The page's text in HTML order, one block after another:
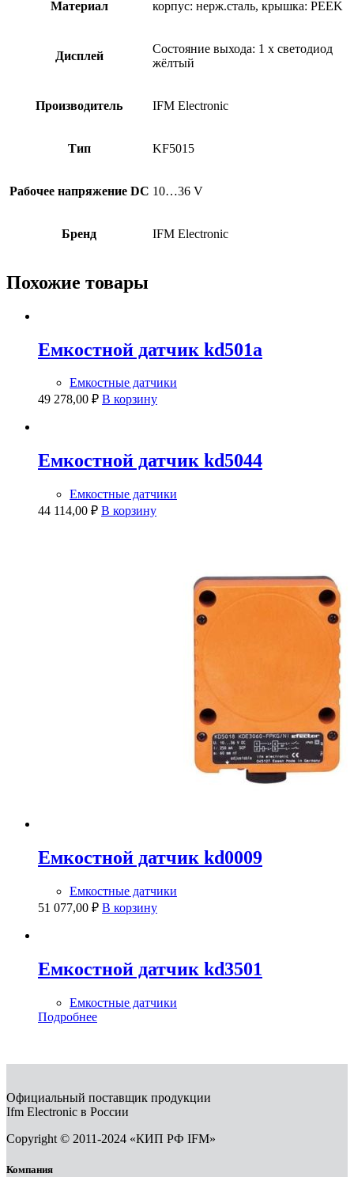
Материал корпус: нерж.сталь, крышка: PEEK
Дисплей
Состояние выхода: 1 x светодиод
жёлтый
Производитель IFM Electronic
Тип KF5015
Рабочее напряжение DC 10…36 V
Бренд IFM Electronic
Похожие товары
Емкостной датчик kd501a
Емкостные датчики
49 278,00 ₽ В корзину
Емкостной датчик kd5044
Емкостные датчики
44 114,00 ₽ В корзину
Емкостной датчик kd0009
Емкостные датчики
51 077,00 ₽ В корзину
Емкостной датчик kd3501
Емкостные датчики
Подробнее
Официальный поставщик продукции
Ifm Electronic в России
Copyright © 2011-2024 «КИП РФ IFM»
Компания